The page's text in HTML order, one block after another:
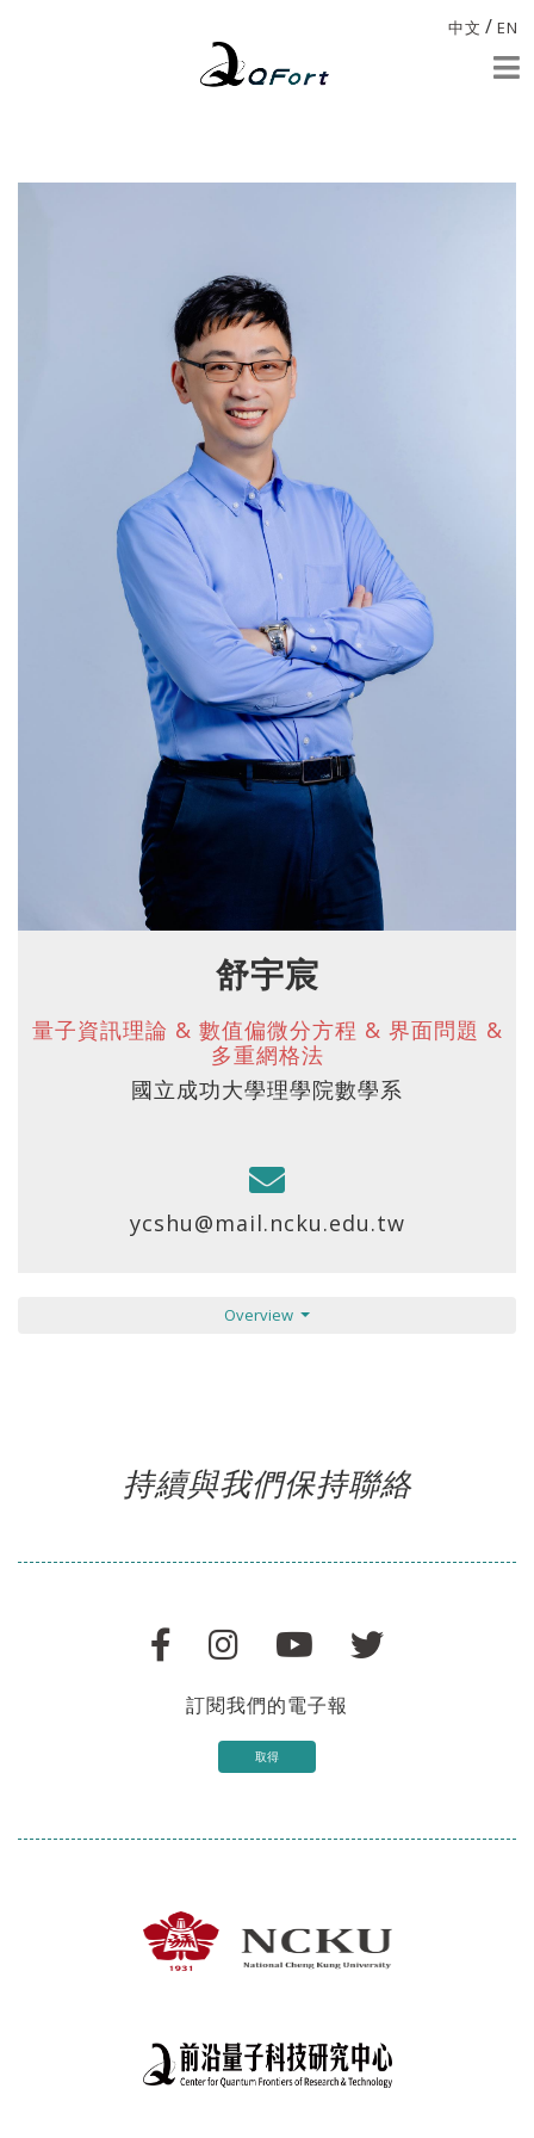
中文 / EN
舒宇宸
量子資訊理論 & 數值偏微分方程 & 界面問題 &
多重網格法
國立成功大學理學院數學系
ycshu@mail.ncku.edu.tw
Overview
持續與我們保持聯絡
訂閱我們的電子報
取得